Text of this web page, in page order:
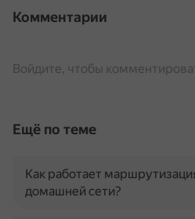
Комментарии
Войдите, чтобы
Ещё по теме
Как работает
домашней сети?